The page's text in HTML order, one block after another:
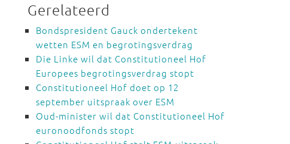
Gerelateerd
Bondspresident Gauck ondertekent
wetten ESM en begrotingsverdrag
Die Linke wil dat Constitutioneel Hof
Europees begrotingsverdrag stopt
Constitutioneel Hof doet op 12
september uitspraak over ESM
Oud-minister wil dat Constitutioneel Hof
euronoodfonds stopt